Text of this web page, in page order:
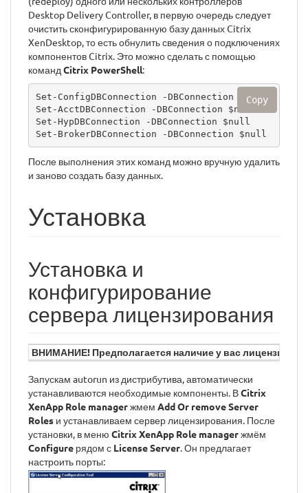
Desktop Delivery Controller, в первую очередь следует
очистить сконфигурированную базу данных Citrix
XenDesktop, то есть обнулить сведения о подключениях
компонентов Citrix. Это можно сделать с помощью
команд Citrix PowerShell:
Set-ConfigDBConnection -DBConnection $null
Set-AcctDBConnection -DBConnection $null
Set-HypDBConnection -DBConnection $null
Set-BrokerDBConnection -DBConnection $null
Copy
После выполнения этих команд можно вручную удалить
и заново создать базу данных.
Установка
Установка и
конфигурирование
сервера лицензирования
ВНИМАНИЕ! Предполагается наличие у вас лицензий
Запускам autorun из дистрибутива, автоматически
устанавливаются необходимые компоненты. ВCitrix
XenApp Role managerжмем Add Or remove Server
Roles и устанавливаем сервер лицензирования. После
установки, в меню Citrix XenApp Role managerжмём
Configure рядом с License Server. Он предлагает
настроить порты: